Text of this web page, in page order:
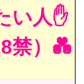
い人✋
禁）💑